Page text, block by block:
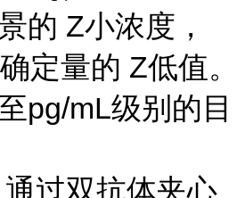
的 Z小浓度，
定量的 Z低值。
pg/mL级别的目
过双抗体夹心